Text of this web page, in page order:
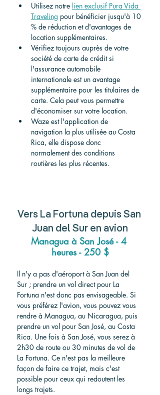
Utilisez notre lien exclusif Pura Vida
Traveling pour bénéficier jusqu'à 10
% de réduction et d'avantages de
location supplémentaires.
Vérifiez toujours auprès de votre
société de carte de crédit si
l'assurance automobile
internationale est un avantage
supplémentaire pour les titulaires de
carte. Cela peut vous permettre
d'économiser sur votre location.
Waze est l'application de
navigation la plus utilisée au Costa
Rica, elle dispose donc
normalement des conditions
routières les plus récentes.
Vers La Fortuna depuis San
Juan del Sur en avion
Managua à San José - 4
heures - 250 $
Il n'y a pas d'aéroport à San Juan del
Sur ; prendre un vol direct pour La
Fortuna n'est donc pas envisageable. Si
vous préférez l'avion, vous pouvez vous
rendre à Managua, au Nicaragua, puis
prendre un vol pour San José, au Costa
Rica. Une fois à San José, vous serez à
2h30 de route ou 30 minutes de vol de
La Fortuna. Ce n'est pas la meilleure
façon de faire ce trajet, mais c'est
possible pour ceux qui redoutent les
longs trajets.